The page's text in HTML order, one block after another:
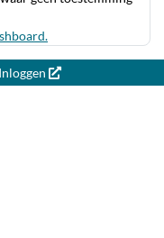
Inloggen